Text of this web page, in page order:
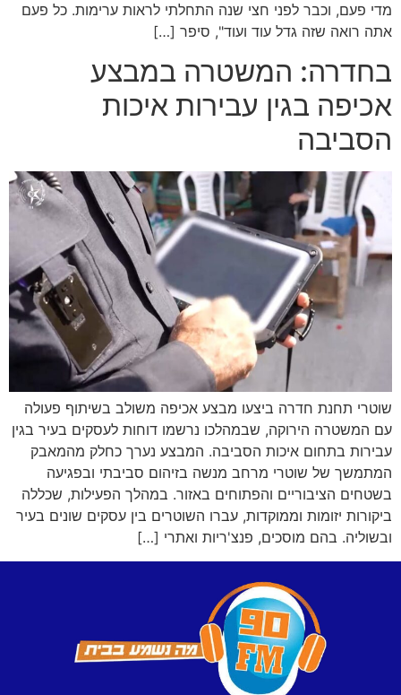
מדי פעם, וכבר לפני חצי שנה התחלתי לראות ערימות. כל פעם
אתה רואה שזה גדל עוד ועוד", סיפר […]
בחדרה: המשטרה במבצע
אכיפה בגין עבירות איכות
הסביבה
שוטרי תחנת חדרה ביצעו מבצע אכיפה משולב בשיתוף פעולה
עם המשטרה הירוקה, שבמהלכו נרשמו דוחות לעסקים בעיר בגין
עבירות בתחום איכות הסביבה. המבצע נערך כחלק מהמאבק
המתמשך של שוטרי מרחב מנשה בזיהום סביבתי ובפגיעה
בשטחים הציבוריים והפתוחים באזור. במהלך הפעילות, שכללה
ביקורות יזומות וממוקדות, עברו השוטרים בין עסקים שונים בעיר
ובשוליה. בהם מוסכים, פנצ'ריות ואתרי […]